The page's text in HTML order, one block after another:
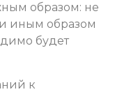
образом: не
иным образом
будет
к